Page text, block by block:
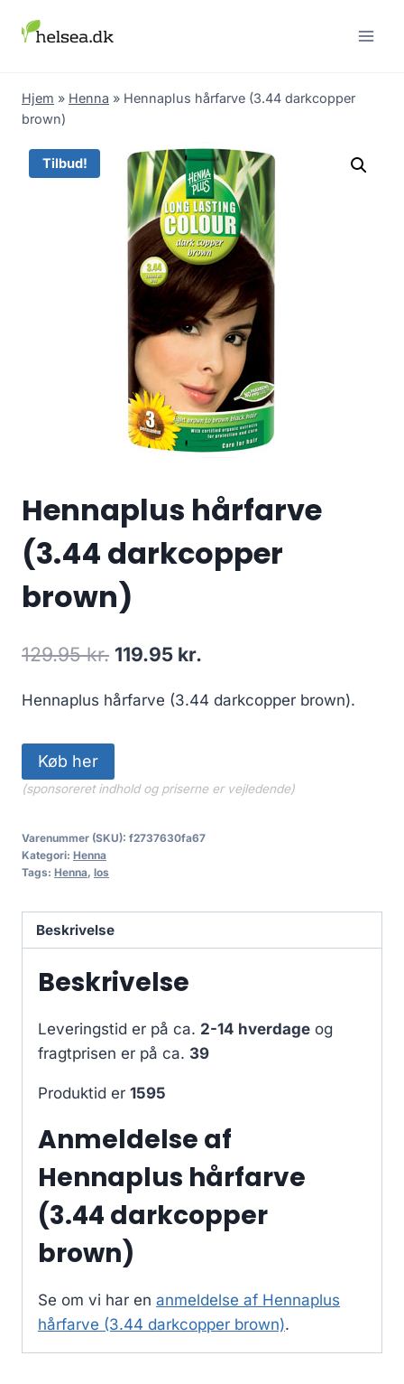
Hjem » Henna » Hennaplus hårfarve (3.44 darkcopper
brown)
Tilbud!
Hennaplus hårfarve
(3.44 darkcopper
brown)
129.95kr. Den
pris
var:
129.95 kr..
119.95 kr.
pris
Hennaplus hårfarve (3.44 darkcopper brown).
Køb her
(sponsoreret indhold og priserne er vejledende)
Varenummer (SKU): f2737630fa67
Kategori: Henna
Tags: Henna, los
Beskrivelse
Beskrivelse
Leveringstid er på ca. 2-14 hverdage og
fragtprisen er på ca. 39
Produktid er 1595
Anmeldelse af
Hennaplus hårfarve
(3.44 darkcopper
brown)
Se om vi har en anmeldelse af Hennaplus
hårfarve (3.44 darkcopper brown).